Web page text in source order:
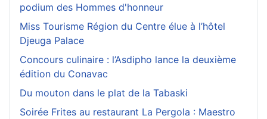
podium des Hommes d'honneur
Miss Tourisme Région du Centre élue à l’hôtel
Djeuga Palace
Concours culinaire : l’Asdipho lance la deuxième
édition du Conavac
Du mouton dans le plat de la Tabaski
Soirée Frites au restaurant La Pergola : Maestro